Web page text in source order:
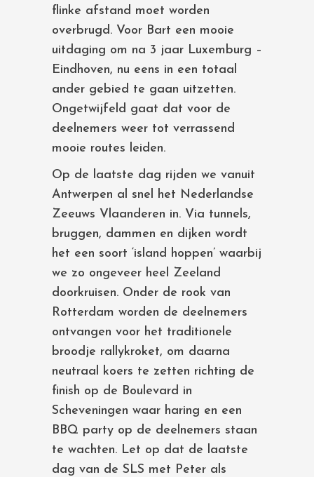
flinke afstand moet worden
overbrugd. Voor Bart een mooie
uitdaging om na 3 jaar Luxemburg –
Eindhoven, nu eens in een totaal
ander gebied te gaan uitzetten.
Ongetwijfeld gaat dat voor de
deelnemers weer tot verrassend
mooie routes leiden.
Op de laatste dag rijden we vanuit
Antwerpen al snel het Nederlandse
Zeeuws Vlaanderen in. Via tunnels,
bruggen, dammen en dijken wordt
het een soort ‘island hoppen’ waarbij
we zo ongeveer heel Zeeland
doorkruisen. Onder de rook van
Rotterdam worden de deelnemers
ontvangen voor het traditionele
broodje rallykroket, om daarna
neutraal koers te zetten richting de
finish op de Boulevard in
Scheveningen waar haring en een
BBQ party op de deelnemers staan
te wachten. Let op dat de laatste
dag van de SLS met Peter als